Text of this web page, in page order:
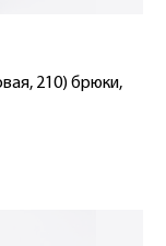
210) брюки,